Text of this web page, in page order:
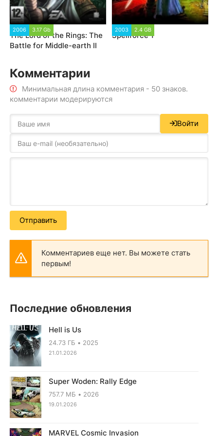
2006 3.17 Gb
The Lord of the Rings: The
Battle for Middle-earth II
2003 2.4 GB
Spellforce 1
Комментарии
Минимальная длина комментария - 50 знаков.
комментарии модерируются
Войти
Отправить
Комментариев еще нет. Вы можете стать
первым!
Последние обновления
Hell is Us
24.73 ГБ 2025
21.01.2026
Super Woden: Rally Edge
757.7 МБ 2026
19.01.2026
MARVEL Cosmic Invasion